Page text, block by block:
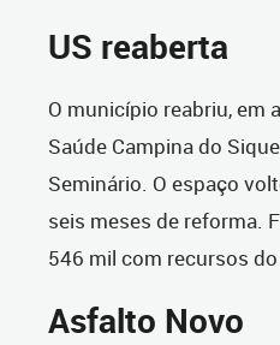
US reaberta
O município reabriu, em
Saúde Campina do
Seminário. O espaço
seis meses de reforma.
546 mil com recursos
Asfalto Novo